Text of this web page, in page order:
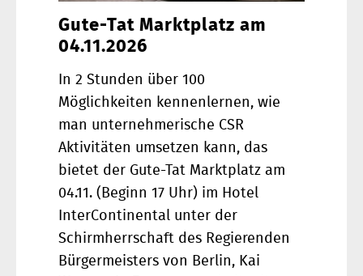
Gute-Tat Marktplatz am
04.11.2026
In 2 Stunden über 100
Möglichkeiten kennenlernen, wie
man unternehmerische CSR
Aktivitäten umsetzen kann, das
bietet der Gute-Tat Marktplatz am
04.11. (Beginn 17 Uhr) im Hotel
InterContinental unter der
Schirmherrschaft des Regierenden
Bürgermeisters von Berlin, Kai